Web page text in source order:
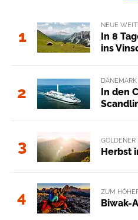
1
NEUE
In 8
ins
2
In den
3 GOLDENER
Herbst
4 ZUM
Biwak-